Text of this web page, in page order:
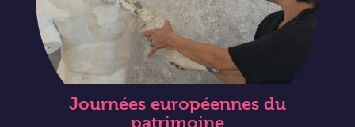
Journées européennes du